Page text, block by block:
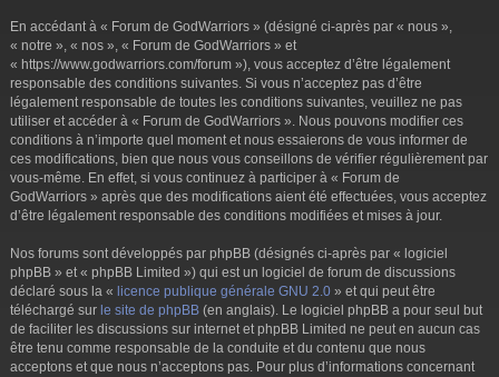
En accédant à « Forum de GodWarriors » (désigné ci-après par « nous »,
« notre », « nos », « Forum de GodWarriors » et
« https://www.godwarriors.com/forum »), vous acceptez d’être légalement
responsable des conditions suivantes. Si vous n’acceptez pas d’être
légalement responsable de toutes les conditions suivantes, veuillez ne pas
utiliser et accéder à « Forum de GodWarriors ». Nous pouvons modifier ces
conditions à n’importe quel moment et nous essaierons de vous informer de
ces modifications, bien que nous vous conseillons de vérifier régulièrement par
vous-même. En effet, si vous continuez à participer à « Forum de
GodWarriors » après que des modifications aient été effectuées, vous acceptez
d’être légalement responsable des conditions modifiées et mises à jour.
Nos forums sont développés par phpBB (désignés ci-après par « logiciel
phpBB » et « phpBB Limited ») qui est un logiciel de forum de discussions
déclaré sous la « licence publique générale GNU 2.0 » et qui peut être
téléchargé sur le site de phpBB (en anglais). Le logiciel phpBB a pour seul but
de faciliter les discussions sur internet et phpBB Limited ne peut en aucun cas
être tenu comme responsable de la conduite et du contenu que nous
acceptons et que nous n’acceptons pas. Pour plus d’informations concernant